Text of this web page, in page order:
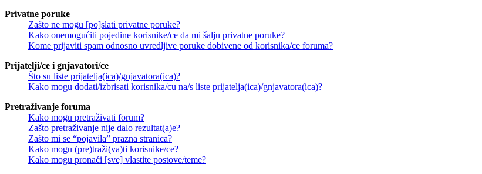
Privatne poruke
Zašto ne mogu [po]slati privatne poruke?
Kako onemogućiti pojedine korisnike/ce da mi šalju privatne poruke?
Kome prijaviti spam odnosno uvredljive poruke dobivene od korisnika/ce foruma?
Prijatelji/ce i gnjavatori/ce
Što su liste prijatelja(ica)/gnjavatora(ica)?
Kako mogu dodati/izbrisati korisnika/cu na/s liste prijatelja(ica)/gnjavatora(ica)?
Pretraživanje foruma
Kako mogu pretraživati forum?
Zašto pretraživanje nije dalo rezultat(a)e?
Zašto mi se “pojavila” prazna stranica?
Kako mogu (pre)traži(va)ti korisnike/ce?
Kako mogu pronaći [sve] vlastite postove/teme?